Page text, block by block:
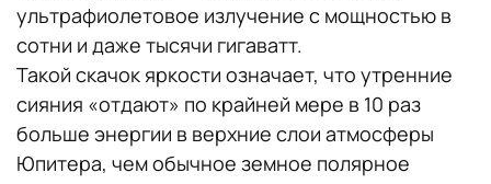
ультрафиолетовое излучение с мощностью в
сотни и даже тысячи гигаватт.
Такой скачок яркости означает, что утренние
сияния «отдают» по крайней мере в 10 раз
больше энергии в верхние слои атмосферы
Юпитера, чем обычное земное полярное